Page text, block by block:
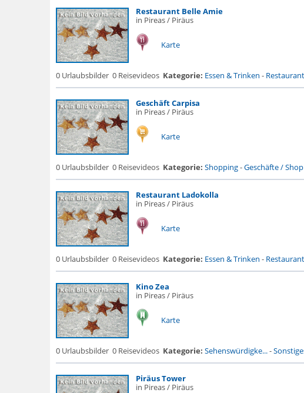
Restaurant Belle Amie
in Pireas / Piräus
Karte
0 Urlaubsbilder 0 Reisevideos Kategorie: Essen & Trinken - Restaurant
Geschäft Carpisa
in Pireas / Piräus
Karte
0 Urlaubsbilder 0 Reisevideos Kategorie: Shopping-Geschäfte / Shop
Restaurant Ladokolla
in Pireas / Piräus
Karte
0 Urlaubsbilder 0 Reisevideos Kategorie: Essen & Trinken - Restaurant
Kino Zea
in Pireas / Piräus
Karte
0 Urlaubsbilder 0 Reisevideos Kategorie: Sehenswürdigke...-
Piräus Tower
in Pireas / Piräus